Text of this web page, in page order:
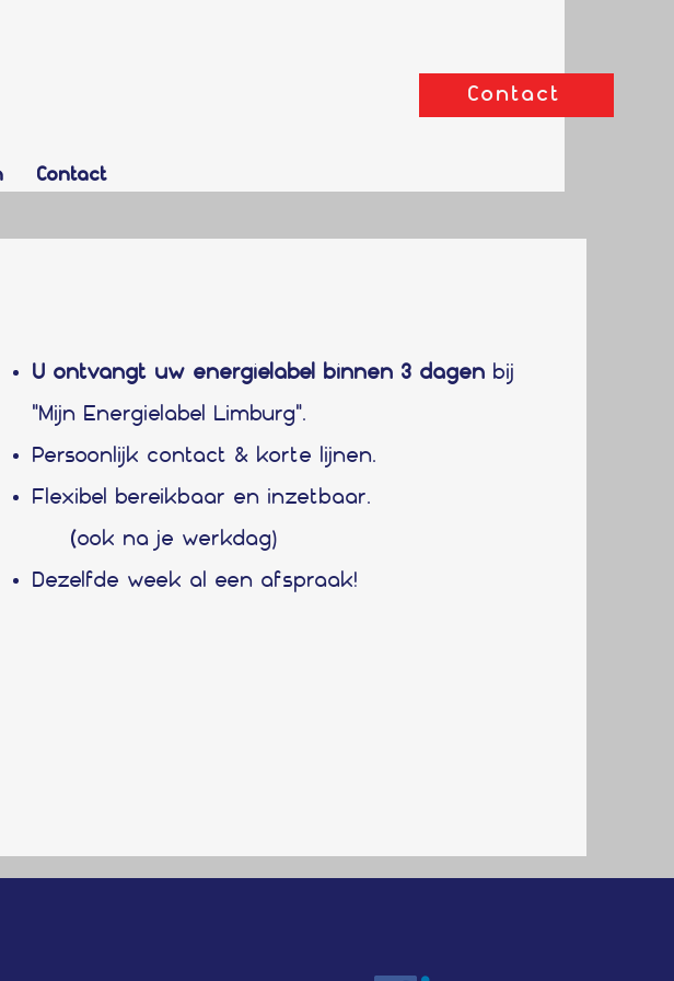
Contact
Contact
U ontvangt uw energielabel binnen 3 dagen bij
"Mijn Energielabel Limburg".
Persoonlijk contact & korte lijnen.
Flexibel bereikbaar en inzetbaar.
(ook na je werkdag)
Dezelfde week al een afspraak!